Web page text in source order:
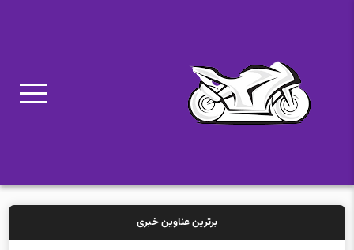
برترین عناوین خبری